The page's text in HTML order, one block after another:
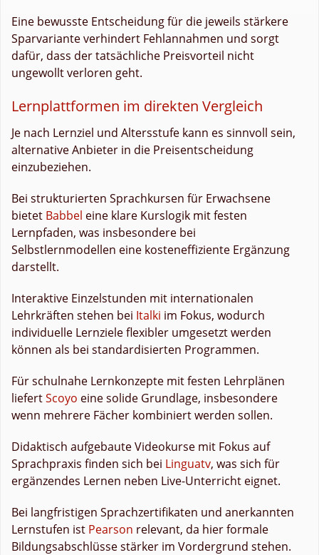
Eine bewusste Entscheidung für die jeweils stärkere
Sparvariante verhindert Fehlannahmen und sorgt
dafür, dass der tatsächliche Preisvorteil nicht
ungewollt verloren geht.
Lernplattformen im direkten Vergleich
Je nach Lernziel und Altersstufe kann es sinnvoll sein,
alternative Anbieter in die Preisentscheidung
einzubeziehen.
Bei strukturierten Sprachkursen für Erwachsene
bietet Babbel eine klare Kurslogik mit festen
Lernpfaden, was insbesondere bei
Selbstlernmodellen eine kosteneffiziente Ergänzung
darstellt.
Interaktive Einzelstunden mit internationalen
Lehrkräften stehen bei Italki im Fokus, wodurch
individuelle Lernziele flexibler umgesetzt werden
können als bei standardisierten Programmen.
Für schulnahe Lernkonzepte mit festen Lehrplänen
liefertScoyo eine solide Grundlage, insbesondere
wenn mehrere Fächer kombiniert werden sollen.
Didaktisch aufgebaute Videokurse mit Fokus auf
Sprachpraxis finden sich bei Linguatv, was sich für
ergänzendes Lernen neben Live-Unterricht eignet.
Bei langfristigen Sprachzertifikaten und anerkannten
Lernstufen ist Pearson relevant, da hier formale
Bildungsabschlüsse stärker im Vordergrund stehen.